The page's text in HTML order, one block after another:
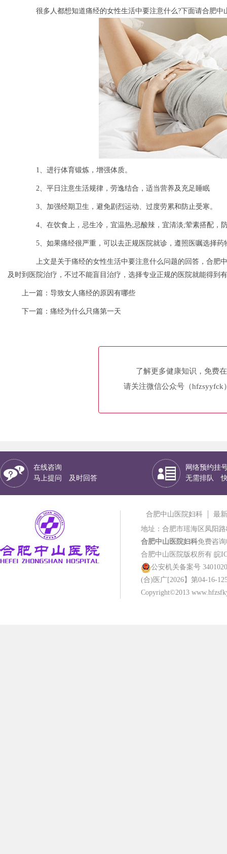
很多人都想知道痛经的女性生活中要注意什么?下面请合肥中
1、进行体育锻炼，增强体质。
2、平日注意生活规律，劳逸结合，适当营养及充足睡眠
3、加强经期卫生，避免剧烈运动、过度劳累和防止受寒。
4、在饮食上，忌生冷，宜温热;忌酸辣，宜清淡;荤素搭配，
5、如果痛经很严重，可以去正规医院就诊，遵照医嘱选择药
上文是关于痛经的女性生活中要注意什么问题的回答，合肥
及时到医院治疗，不过不能盲目治疗，选择专业正规的医院就能得到
上一篇： 导致女人痛经的原因有哪些
下一篇： 痛经为什么只痛第一天
了解更多健康知识，免费
请关注微信公众号（hfzsyyfck
在线咨询
马上提问 及时回答
网络预约挂
无需排队
合肥中山医院妇科
最
地址：合肥市瑶海区凤阳路
合肥中山医院妇科免费咨询
合肥中山医院版权所有 皖
公安机关备案号
(合)医广[2026】第04-16-
Copyright©2013